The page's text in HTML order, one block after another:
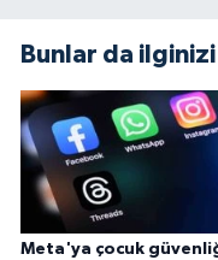
Bunlar da
Meta'ya çocuk